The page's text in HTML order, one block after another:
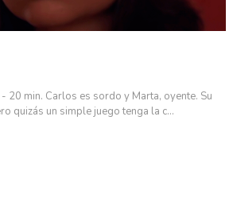
20 min. Carlos es sordo y Marta, oyente. Su
quizás un simple juego tenga la c...